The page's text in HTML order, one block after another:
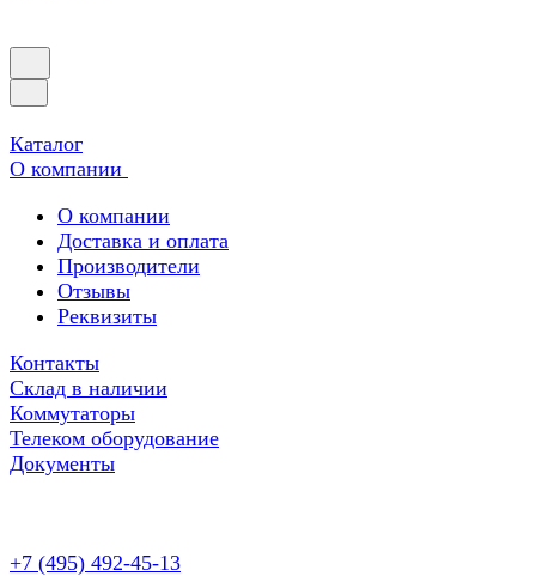
Каталог
О компании
О компании
Доставка и оплата
Производители
Отзывы
Реквизиты
Контакты
Склад в наличии
Коммутаторы
Телеком оборудование
Документы
+7 (495) 492-45-13